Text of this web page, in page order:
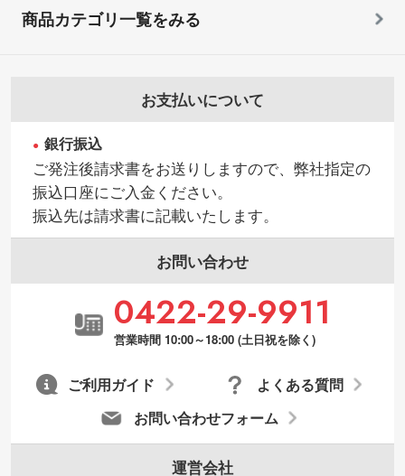
お支払いについて
銀行振込
ご発注後請求書をお送りしますので、弊社指定の
振込口座にご入金ください。
振込先は請求書に記載いたします。
お問い合わせ
0422-29-9911
営業時間 10:00～18:00 (土日祝を除く)
お問い合わせフォーム
よくある質問
ご利用ガイド
運営会社
商品カテゴリ一覧をみる